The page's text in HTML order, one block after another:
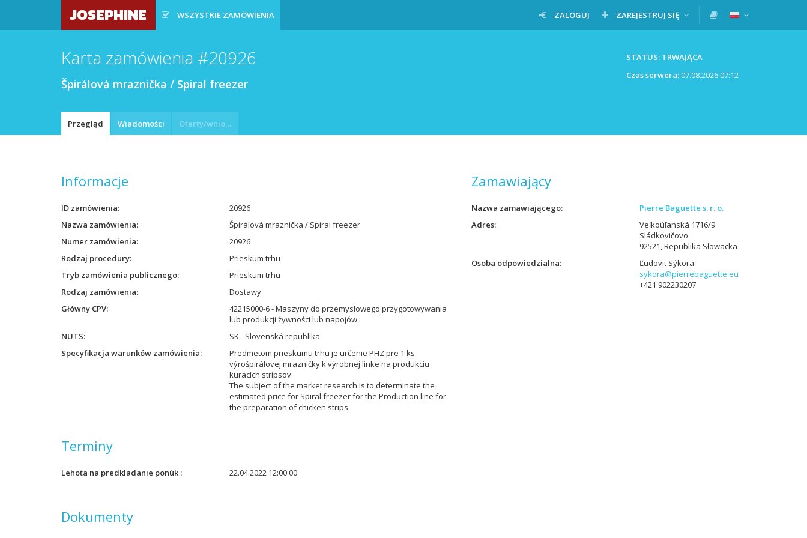
JOSEPHINE WSZYSTKIE ZAMÓWIENIA ZALOGUJ ZAREJESTRUJ SIĘ
STATUS: TRWAJĄCA
Czas serwera:07.08.2026 07:12
Karta zamówienia #20926
Špirálová mraznička / Spiral freezer
Przegląd Wiadomości Oferty/wnioski
Informacje
ID zamówienia
20926
Nazwa zamówienia
Špirálová mraznička / Spiral freezer
Numer zamówienia
20926
Rodzaj procedury
Prieskum trhu
Tryb zamówienia publicznego
Prieskum trhu
Rodzaj zamówienia
Dostawy
Główny CPV
42215000-6 - Maszyny do przemysłowego przygotowywania
lub produkcji żywności lub napojów
NUTS
SK - Slovenská republika
Specyfikacja warunków zamówienia
Predmetom prieskumu trhu je určenie PHZ pre 1 ks
výrošpirálovej mrazničky k výrobnej linke na produkciu
kuracích stripsov
The subject of the market research is to determinate the
estimated price for Spiral freezer for the Production line for
the preparation of chicken strips
Terminy
Lehota na predkladanie ponúk 22.04.2022 12:00:00
Zamawiający
Nazwa zamawiającego
Pierre Baguette s. r. o.
Adres
Veľkoúľanská 1716/9
Sládkovičovo
92521, Republika Słowacka
Osoba odpowiedzialna
Ľudovit Sýkora
sykora@pierrebaguette.eu
+421 902230207
Dokumenty